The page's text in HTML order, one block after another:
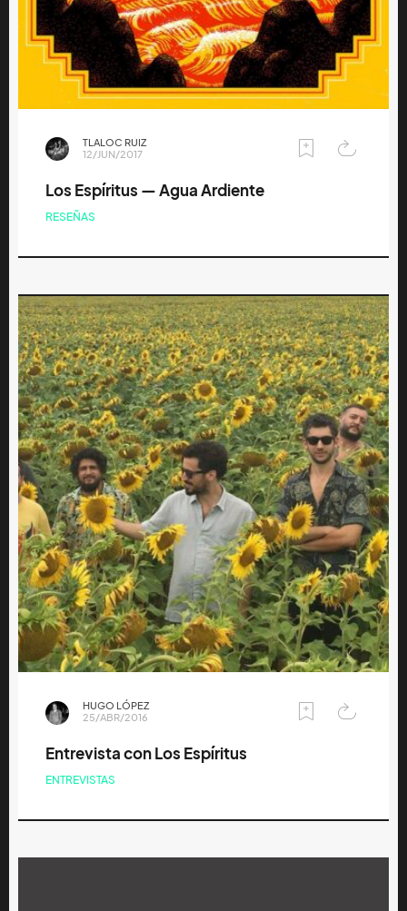
TLALOC RUIZ
12/JUN/2017
Los Espíritus — Agua Ardiente
RESEÑAS
HUGO LÓPEZ
25/ABR/2016
Entrevista con Los Espíritus
ENTREVISTAS